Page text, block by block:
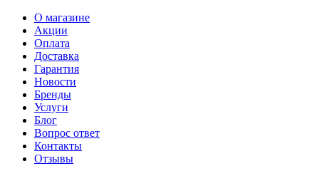
О магазине
Акции
Оплата
Доставка
Гарантия
Новости
Бренды
Услуги
Блог
Вопрос ответ
Контакты
Отзывы
Для клиентов всех банков
Разбейте
оплатуна части
без переплат